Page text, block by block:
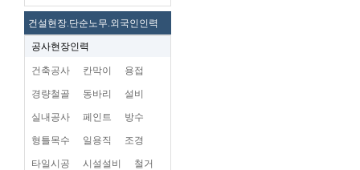
건설현장.단순노무.외국인인력
공사현장인력
건축공사 칸막이 용접
경량철골 동바리 설비
실내공사 페인트 방수
형틀목수 일용직 조경
타일시공 시설설비 철거